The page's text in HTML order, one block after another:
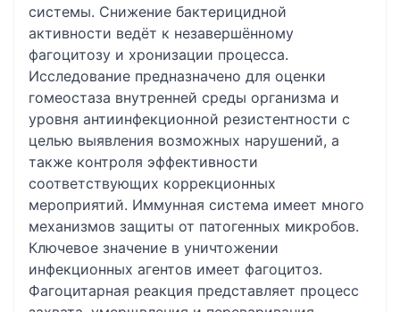
системы. Снижение бактерицидной
активности ведёт к незавершённому
фагоцитозу и хронизации процесса.
Исследование предназначено для оценки
гомеостаза внутренней среды организма и
уровня антиинфекционной резистентности с
целью выявления возможных нарушений, а
также контроля эффективности
соответствующих коррекционных
мероприятий. Иммунная система имеет много
механизмов защиты от патогенных микробов.
Ключевое значение в уничтожении
инфекционных агентов имеет фагоцитоз.
Фагоцитарная реакция представляет процесс